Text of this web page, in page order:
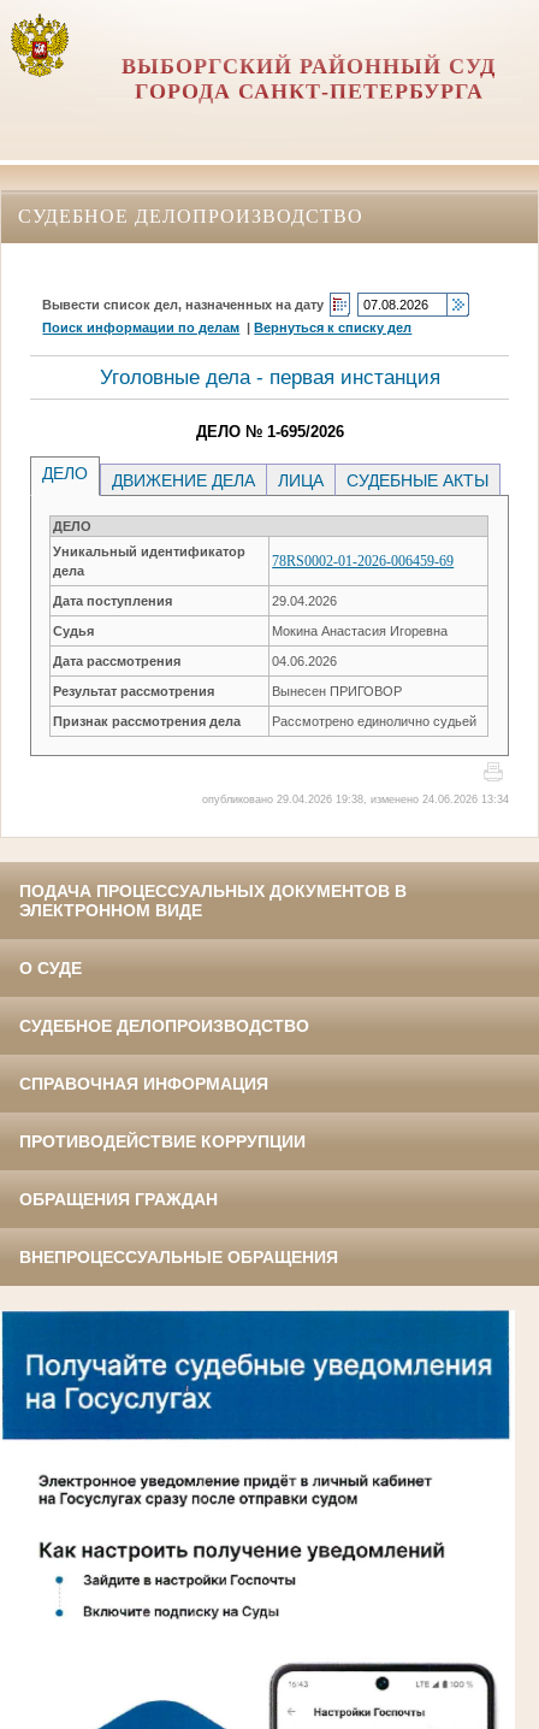
ВЫБОРГСКИЙ РАЙОННЫЙ СУД
ГОРОДА САНКТ-ПЕТЕРБУРГА
СУДЕБНОЕ ДЕЛОПРОИЗВОДСТВО
Вывести список дел, назначенных на дату
Поиск информации по делам |Вернуться к списку дел
Уголовные дела - первая инстанция
ДЕЛО № 1-695/2026
ДЕЛО ДВИЖЕНИЕ ДЕЛА ЛИЦА СУДЕБНЫЕ АКТЫ
ДЕЛО
Уникальный идентификатор
дела
78RS0002-01-2026-006459-69
Дата поступления 29.04.2026
Судья Мокина Анастасия Игоревна
Дата рассмотрения 04.06.2026
Результат рассмотрения Вынесен ПРИГОВОР
Признак рассмотрения дела Рассмотрено единолично судьей
опубликовано 29.04.2026 19:38, изменено 24.06.2026 13:34
ПОДАЧА ПРОЦЕССУАЛЬНЫХ ДОКУМЕНТОВ В
ЭЛЕКТРОННОМ ВИДЕ
О СУДЕ
СУДЕБНОЕ ДЕЛОПРОИЗВОДСТВО
СПРАВОЧНАЯ ИНФОРМАЦИЯ
ПРОТИВОДЕЙСТВИЕ КОРРУПЦИИ
ОБРАЩЕНИЯ ГРАЖДАН
ВНЕПРОЦЕССУАЛЬНЫЕ ОБРАЩЕНИЯ